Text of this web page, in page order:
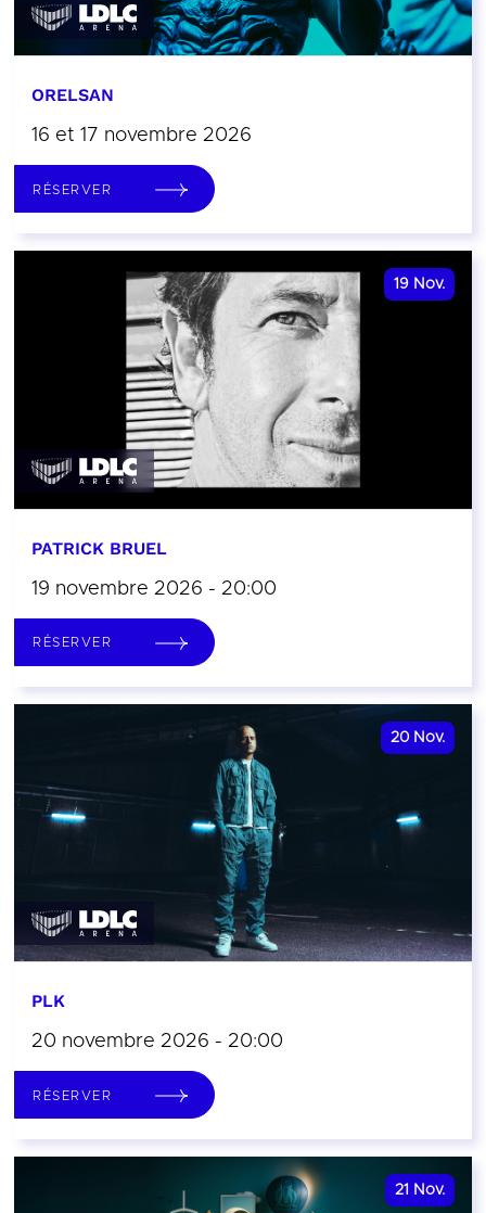
ORELSAN
16 et 17 novembre 2026
RÉSERVER
19 Nov.
PATRICK BRUEL
19 novembre 2026 - 20:00
RÉSERVER
20 Nov.
PLK
20 novembre 2026 - 20:00
RÉSERVER
21 Nov.